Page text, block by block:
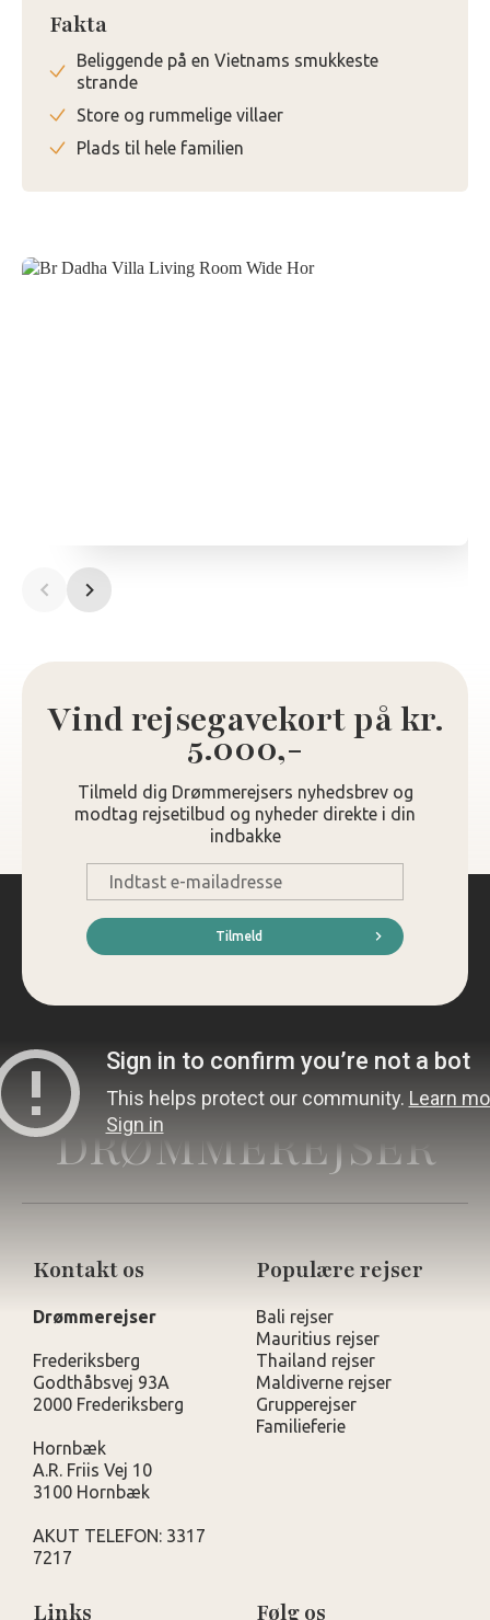
Fakta
Beliggende på en Vietnams smukkeste
strande
Store og rummelige villaer
Plads til hele familien
Vind rejsegavekort på kr.
5.000,-
Tilmeld dig Drømmerejsers nyhedsbrev og
modtag rejsetilbud og nyheder direkte i din
indbakke
mail
*
Tilmeld
DRØMMEREJSER
Kontakt os
Drømmerejser
Frederiksberg
Godthåbsvej 93A
2000 Frederiksberg
Hornbæk
A.R. Friis Vej 10
3100 Hornbæk
AKUT TELEFON: 3317
7217
Populære rejser
Bali rejser
Mauritius rejser
Thailand rejser
Maldiverne rejser
Grupperejser
Familieferie
Links Følg os